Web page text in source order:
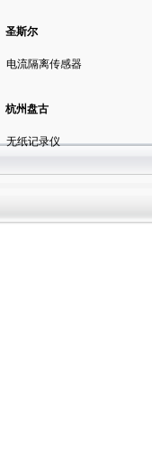
圣斯尔
电流隔离传感器
杭州盘古
无纸记录仪